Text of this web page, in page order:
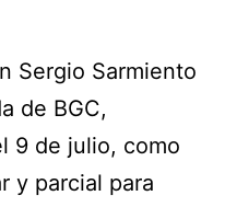
Sergio Sarmiento
de BGC,
9 de julio, como
y parcial para